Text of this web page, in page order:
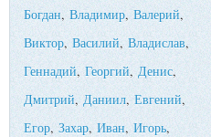
Богдан, Владимир,Валерий,
Виктор,Василий, Владислав,
Геннадий,Георгий, Денис,
Дмитрий,Даниил,Евгений,
Егор,Захар, Иван,Игорь,